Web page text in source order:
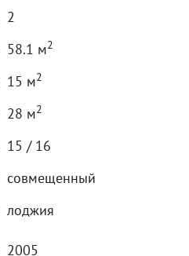
2
58.1 м2
15 м2
28 м2
15 / 16
совмещенный
лоджия
2005